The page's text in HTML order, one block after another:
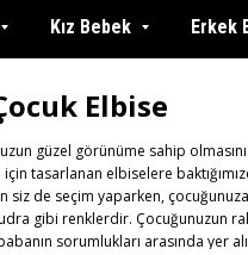
Kız Bebek Erkek
Elbise
güzel görünüme sahip
için tasarlanan elbiselere
siz de seçim yaparken,
gibi renklerdir. Çocuğunuzun
sorumlukları arasında yer